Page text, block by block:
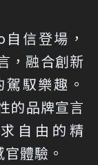
信登場，
，融合創新
馭樂趣。
的品牌宣言
自由的精
體驗。